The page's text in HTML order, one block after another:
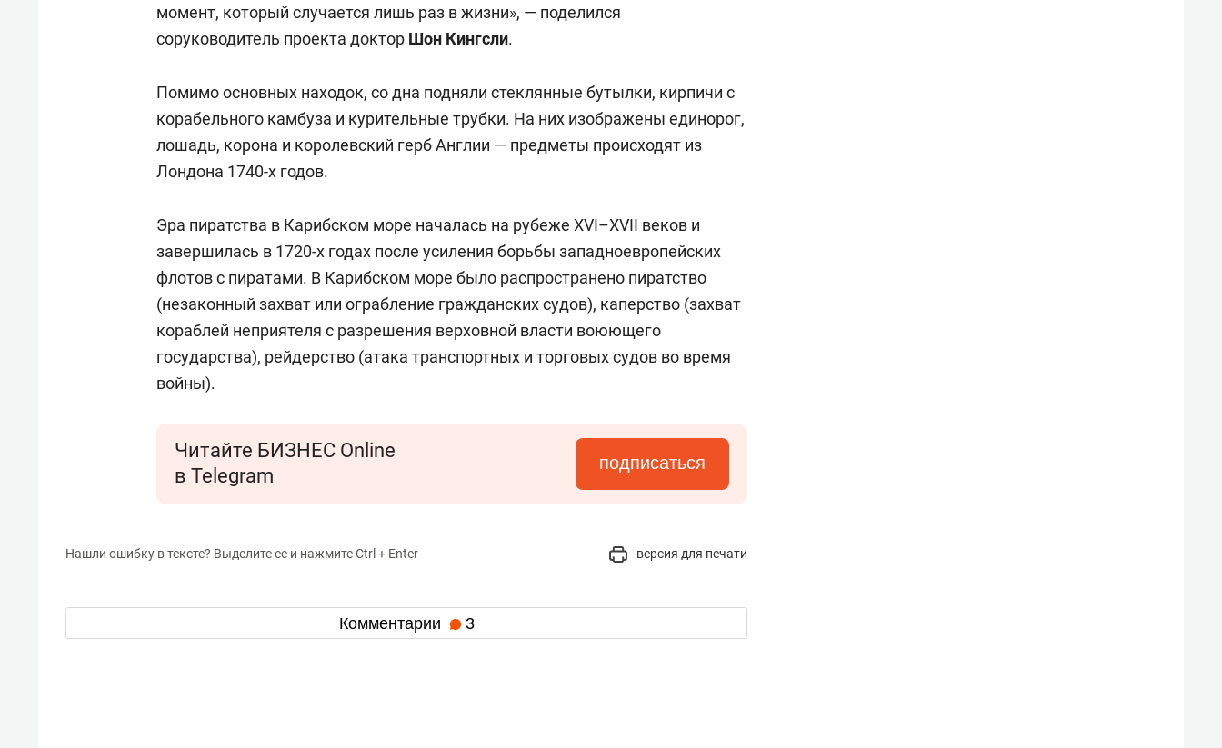
момент, который случается лишь раз в жизни», — поделился
соруководитель проекта доктор Шон Кингсли.
Помимо основных находок, со дна подняли стеклянные бутылки, кирпичи с
корабельного камбуза и курительные трубки. На них изображены единорог,
лошадь, корона и королевский герб Англии — предметы происходят из
Лондона 1740-х годов.
Эра пиратства в Карибском море началась на рубеже XVI–XVII веков и
завершилась в 1720-х годах после усиления борьбы западноевропейских
флотов с пиратами. В Карибском море было распространено пиратство
(незаконный захват или ограбление гражданских судов), каперство (захват
кораблей неприятеля с разрешения верховной власти воюющего
государства), рейдерство (атака транспортных и торговых судов во время
войны).
Читайте БИЗНЕС Online
в Telegram
подписаться
Нашли ошибку в тексте? Выделите ее и нажмите Ctrl + Enter версия для печати
Комментарии 3